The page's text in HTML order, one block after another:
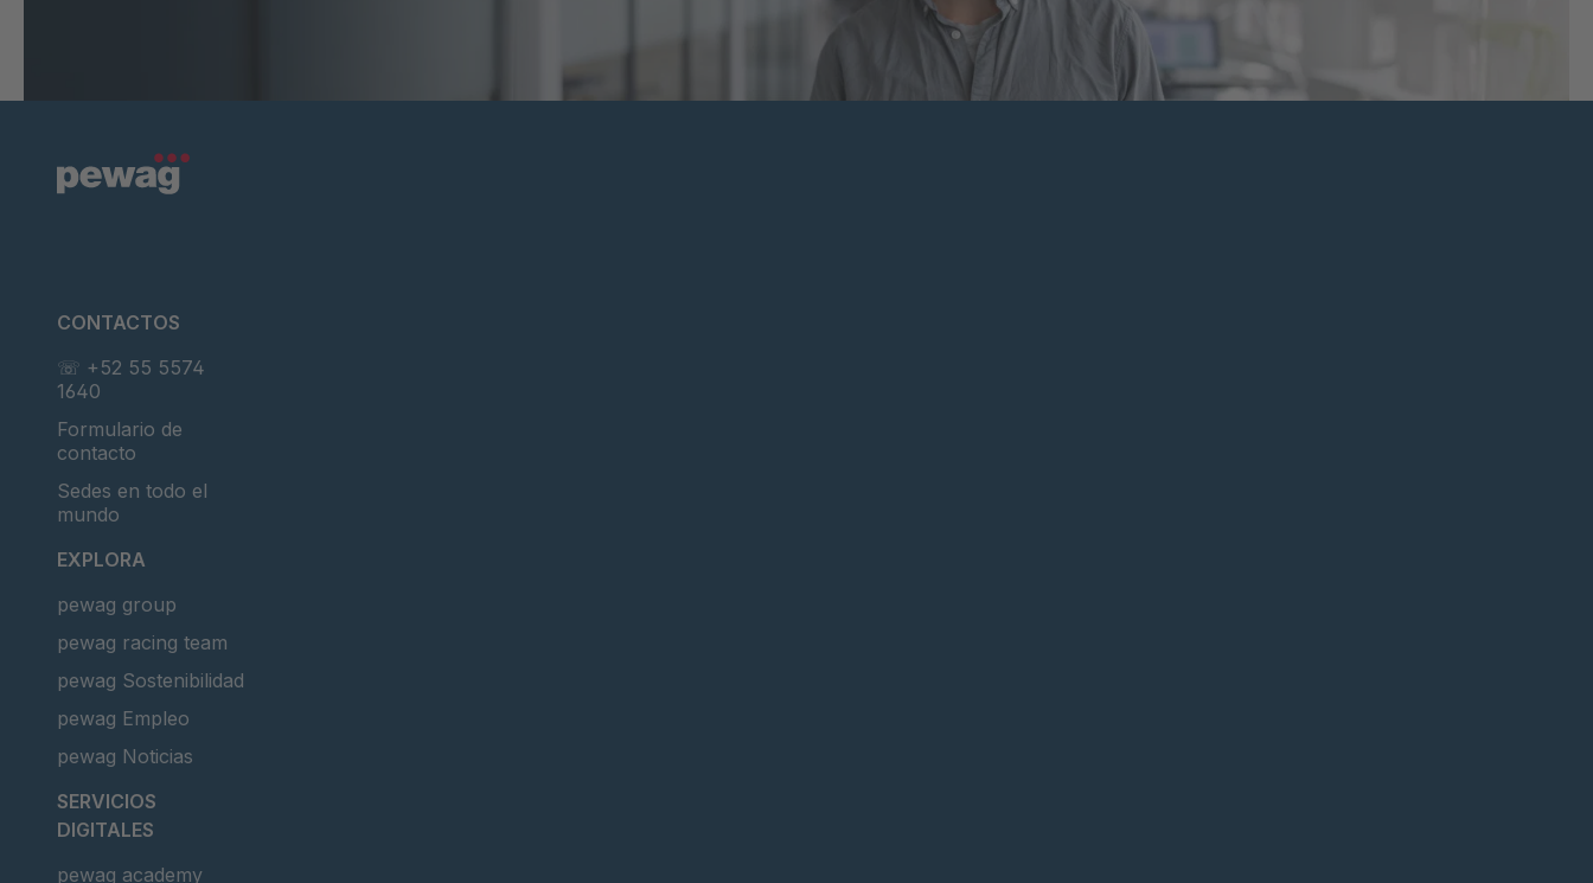
CONTACTOS
☏ +52 55 5574
1640
Formulario de
contacto
Sedes en todo el
mundo
EXPLORA
pewag group
pewag racing team
pewag Sostenibilidad
pewag Empleo
pewag Noticias
SERVICIOS
DIGITALES
pewag academy